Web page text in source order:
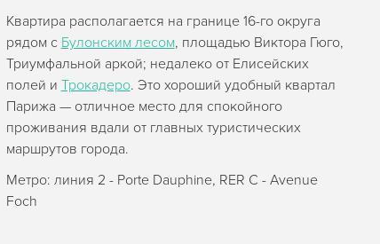
Квартира располагается на границе 16-го округа
рядом с Булонским лесом, площадью Виктора Гюго,
Триумфальной аркой; недалеко от Елисейских
полей и Трокадеро. Это хороший удобный квартал
Парижа — отличное место для спокойного
проживания вдали от главных туристических
маршрутов города.
Метро: линия 2 - Porte Dauphine, RER C - Avenue
Foch